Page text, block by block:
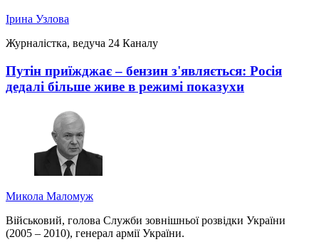
Ірина Узлова
Журналістка, ведуча 24 Каналу
Путін приїжджає – бензин з'являється: Росія
дедалі більше живе в режимі показухи
Микола Маломуж
Військовий, голова Служби зовнішньої розвідки України
(2005 – 2010), генерал армії України.